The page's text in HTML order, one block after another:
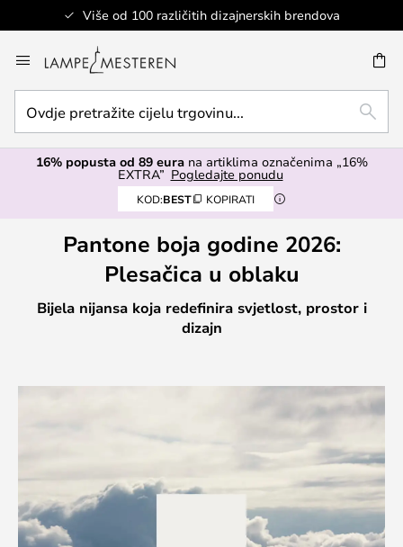
Više od 100 različitih dizajnerskih brendova
to
Content
pretražite
cijelu
trgovinu...
TRAŽI
16% popusta od 89 eurana artiklima označenima „16%
EXTRA” Pogledajte ponudu
KOD:BEST KOPIRATI
Pantone boja godine 2026:
Plesačica u oblaku
Bijela nijansa koja redefinira svjetlost, prostor i
dizajn